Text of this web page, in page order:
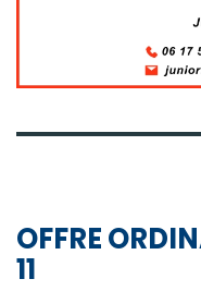
OFFRE
11